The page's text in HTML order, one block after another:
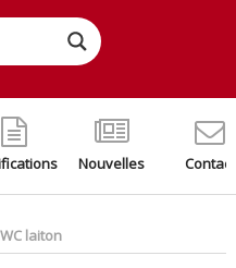
Nouvelles Contact
laiton